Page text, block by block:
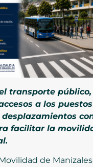
transporte
a los
facilitar la
de